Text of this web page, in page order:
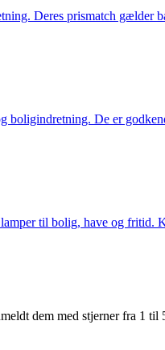
Deres prismatch gælder
De er
til bolig, have og fritid.
dem med stjerner fra 1